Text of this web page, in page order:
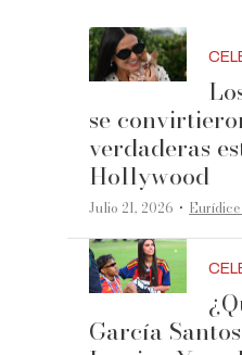
se
verdaderas
Hollywood
Julio 21, 2026 ·
García